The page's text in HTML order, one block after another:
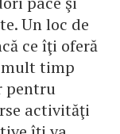
Un loc de
ce îţi oferă
timp
pentru
activităţi